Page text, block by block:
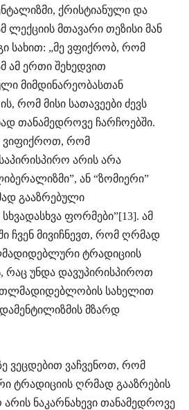
ქრისტიანული და
ლექციის მთავარი თეზისი მან
სახით: „მე ვფიქრობ, რომ
ამ ერთი შეხედვით
მიმდინარეობასთან
რომ მისი სათავეები ძევს
თანამედროვე ჩარჩოებში.
ვიფიქროთ, რომ
არის არა
ან “ზომიერი”
გააზრებული
ფორმები”[13]. ამ
ჩვენ მივიჩნევთ, რომ ღრმად
ტრადიციის
რაც უნდა დავუპირისპიროთ
სახელით
მზარდ
ვეცდებით ვაჩვენოთ, რომ
ტრადიციის ღრმად გააზრების
ნაკარნახევი თანამედროვე